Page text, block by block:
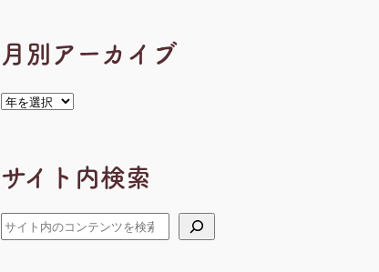
月別アーカイブ
ア
イ
ブ
サイト内検索
検
索